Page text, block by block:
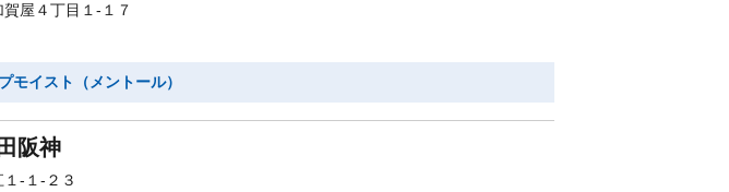
屋４丁目１-１７
イスト（メントール）
阪神
-１-２３